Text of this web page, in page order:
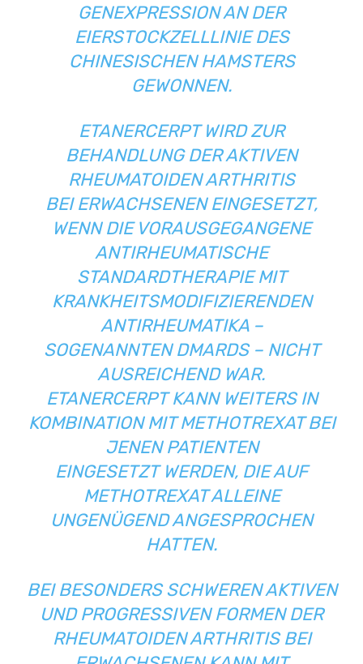
GENEXPRESSION AN DER
EIERSTOCKZELLLINIE DES
CHINESISCHEN HAMSTERS
GEWONNEN.
ETANERCERPT WIRD ZUR
BEHANDLUNG DER AKTIVEN
RHEUMATOIDEN ARTHRITIS
BEI ERWACHSENEN EINGESETZT,
WENN DIE VORAUSGEGANGENE
ANTIRHEUMATISCHE
STANDARDTHERAPIE MIT
KRANKHEITSMODIFIZIERENDEN
ANTIRHEUMATIKA –
SOGENANNTEN DMARDS – NICHT
AUSREICHEND WAR.
ETANERCERPT KANN WEITERS IN
KOMBINATION MIT METHOTREXAT BEI
JENEN PATIENTEN
EINGESETZT WERDEN, DIE AUF
METHOTREXAT ALLEINE
UNGENÜGEND ANGESPROCHEN
HATTEN.
BEI BESONDERS SCHWEREN AKTIVEN
UND PROGRESSIVEN FORMEN DER
RHEUMATOIDEN ARTHRITIS BEI